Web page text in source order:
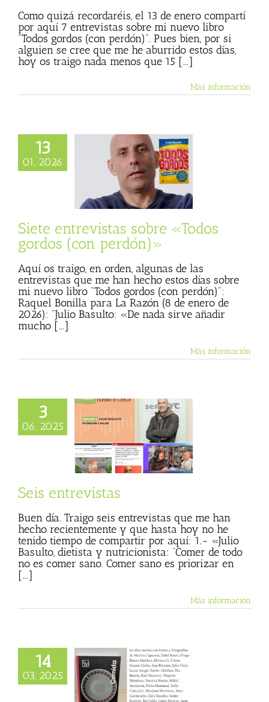
Como quizá recordaréis, el 13 de enero compartí
por aquí 7 entrevistas sobre mi nuevo libro
"Todos gordos (con perdón)". Pues bien, por si
alguien se cree que me he aburrido estos días,
hoy os traigo nada menos que 15 [...]
Más información
13
01, 2026
sobre
gordos (con
Siete entrevistas sobre «Todos
gordos (con perdón)»
Aquí os traigo, en orden, algunas de las
entrevistas que me han hecho estos días sobre
mi nuevo libro "Todos gordos (con perdón)":
Raquel Bonilla para La Razón (8 de enero de
2026): "Julio Basulto: «De nada sirve añadir
mucho [...]
Más información
3
06, 2025
entrevistas
Seis entrevistas
Buen día. Traigo seis entrevistas que me han
hecho recientemente y que hasta hoy no he
tenido tiempo de compartir por aquí: 1.- «Julio
Basulto, dietista y nutricionista: “Comer de todo
no es comer sano. Comer sano es priorizar en
[...]
Más información
14
03, 2025
texto
en la
5W, y algunas